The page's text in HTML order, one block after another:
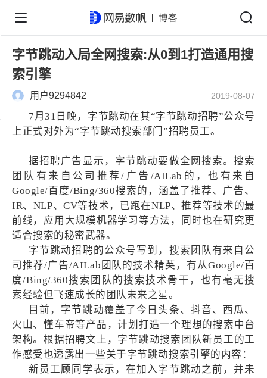
字节跳动入局全网搜索:从0到1打造通用搜
索引擎
用户9294842 2019-08-07
7月31日晚，字节跳动在其“字节跳动招聘”公众号
上正式对外为“字节跳动搜索部门”招聘员工。
据招聘广告显示，字节跳动要做全网搜索。搜索
团队有来自公司推荐/广告/AILab的，也有来自
Google/百度/Bing/360搜索的，涵盖了推荐、广告、
IR、NLP、CV等技术，已跑在NLP、推荐等技术的最
前线，应用大规模机器学习等方法，同时也在研究更
适合搜索的秘密武器。
字节跳动招聘的公众号写到，搜索团队有来自公
司推荐/广告/AILab团队的技术精英，有从Google/百
度/Bing/360搜索团队的搜索技术骨干，也有毫无搜
索经验但飞速成长的团队未来之星。
目前，字节跳动覆盖了今日头条、抖音、西瓜、
火山、懂车帝等产品，计划打造一个理想的搜索中台
架构。根据招聘文上，字节跳动搜索团队新员工的工
作感受也透露出一些关于字节跳动搜索引擎的内容：
新员工顾同学表示，在加入字节跳动之前，并未